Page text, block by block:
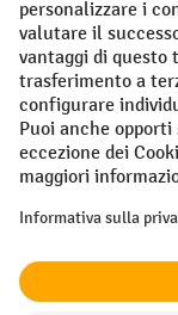
Dichiarazione di
Impostazioni sulla
All prices excl. VAT
if not stated
¹ Lo sconto è valido
buoni in percentuale. |
per 10 giorni e può
dell'ordine di 250